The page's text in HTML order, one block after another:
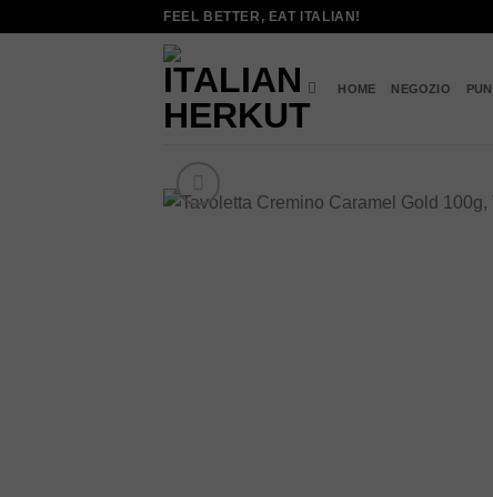
FEEL BETTER, EAT ITALIAN!
HOME NEGOZIO